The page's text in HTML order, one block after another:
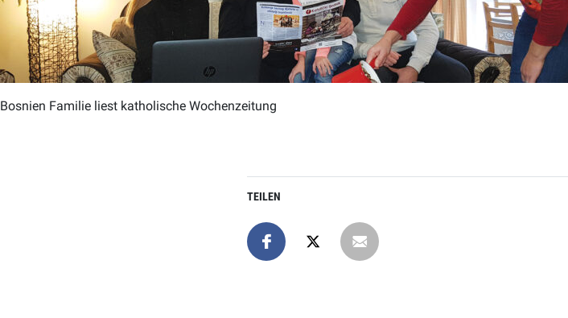
Bosnien Familie liest katholische Wochenzeitung
TEILEN